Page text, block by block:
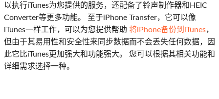
以执行iTunes为您提供的服务，还配备了铃声制作器和HEIC
Converter等更多功能。 至于iPhone Transfer，它可以像
iTunes一样工作，可以为您提供帮助 将iPhone备份到iTunes，
但由于其易用性和安全性来同步数据而不会丢失任何数据，因
此它比iTunes更加强大和功能强大。 您可以根据其相关功能和
详细需求选择一种。